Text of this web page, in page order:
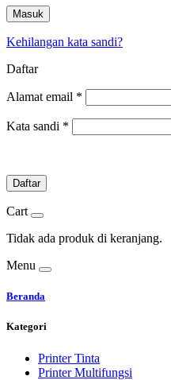
Masuk
Kehilangan kata sandi?
Daftar
Alamat email *
Kata sandi *
Daftar
Cart
Tidak ada produk di keranjang.
Menu
Beranda
Kategori
Printer Tinta
Printer Multifungsi